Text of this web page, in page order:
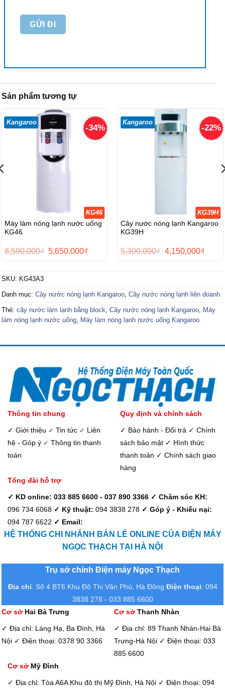
Sản phẩm tương tự
-34%
Kangaroo
KG46
Máy làm nóng lạnh nước uống
KG46
8,590,000₫ Giá
8,590,000₫.
5,650,000₫
là:
-22%
Kangaroo
KG39H
Cây nước nóng lạnh Kangaroo
KG39H
5,300,000₫ Giá
5,300,000₫.
4,150,000₫Giá
là:
SKU: KG43A3
Danh mục: Cây nước nóng lạnh Kangaroo, Cây nước nóng lạnh liên doanh
Thẻ: cây nước làm lạnh bằng block Cây nước nóng lạnh Kangaroo,
Máy
làm nóng lạnh nước uống, Máy làm nóng lạnh nước uống Kangaroo
Thông tin chung
✓ Giới thiệu ✓ Tin tức ✓ Liên
hệ - Góp ý ✓ Thông tin thanh
toán
Quy định và chính sách
✓ Bảo hành - Đổi trả ✓ Chính
sách bảo mật ✓ Hình thức
thanh toán ✓ Chính sách giao
hàng
Tổng đài hỗ trợ
✓ KD online: 033 885 6600 - 037 890 3366 ✓ Chăm sóc KH:
096 734 6068 ✓ Kỹ thuật: 094 3838 278 ✓ Góp ý - Khiếu nại:
094 787 6622 ✓ Email:
HỆ THỐNG CHI NHÁNH BÁN LẺ ONLINE CỦA ĐIỆN MÁY
NGỌC THẠCH TẠI HÀ NỘI
Trụ sở chính Điện máy Ngọc Thạch
Địa chỉ: Số 4 BT6 Khu Đô Thị Văn Phú, Hà Đông Điện thoại: 094
3838 278 - 033 885 6600
Cơ sởHai Bà Trưng
✓ Địa chỉ: Láng Hạ, Ba Đình, Hà
Nội ✓ Điện thoại: 0378 90 3366
Cơ sởThanh Nhàn
✓ Địa chỉ: 89 Thanh Nhàn-Hai Bà
Trưng-Hà Nội ✓ Điện thoại: 033
885 6600
Cơ sở Mỹ Đình
✓ Địa chỉ: Tòa A6A Khu đô thị Mỹ Đình, Hà Nội ✓ Điện thoại: 094